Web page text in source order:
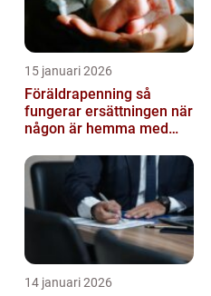
15 januari 2026
Föräldrapenning så
fungerar ersättningen när
någon är hemma med
14 januari 2026